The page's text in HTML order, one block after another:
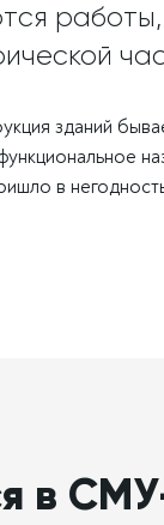
зданий
в
в